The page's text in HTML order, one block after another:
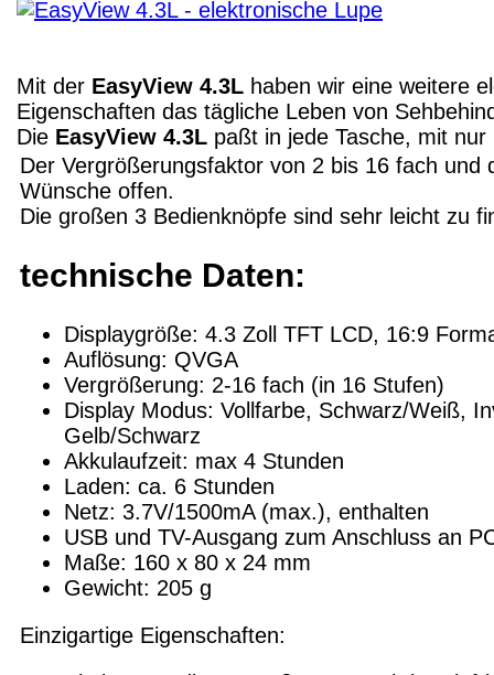
Mit der EasyView 4.3L haben wir eine weitere
Eigenschaften das tägliche Leben von
Die EasyView 4.3L paßt in jede Tasche, mit
Der Vergrößerungsfaktor von 2 bis 16 fach
Wünsche offen.
Die großen 3 Bedienknöpfe sind sehr leicht zu
technische Daten:
Displaygröße: 4.3 Zoll TFT LCD, 16:9
Auflösung: QVGA
Vergrößerung: 2-16 fach (in 16 Stufen)
Display Modus: Vollfarbe, Schwarz/Weiß,
Gelb/Schwarz
Akkulaufzeit: max 4 Stunden
Laden: ca. 6 Stunden
Netz: 3.7V/1500mA (max.), enthalten
USB und TV-Ausgang zum Anschluss an
Maße: 160 x 80 x 24 mm
Gewicht: 205 g
Einzigartige Eigenschaften: